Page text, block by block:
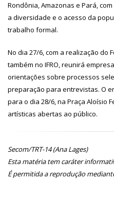
Rondônia, Amazonas e Pará,
a diversidade e o acesso da
trabalho formal.
No dia 27/6, com a realização do
também no IFRO, reunirá
orientações sobre processos
preparação para entrevistas. O
para o dia 28/6, na Praça Aloísio
artísticas abertas ao público.
Secom/TRT-14 (Ana Lages)
Esta matéria tem caráter
É permitida a reprodução